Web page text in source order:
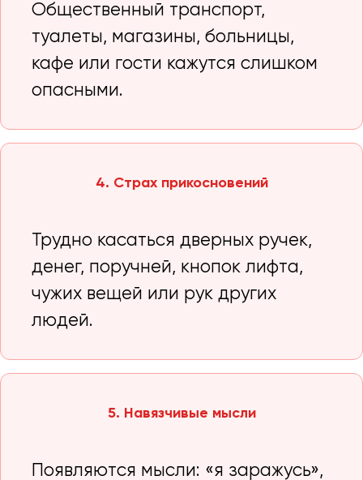
Общественный транспорт,
туалеты, магазины, больницы,
кафе или гости кажутся слишком
опасными.
4. Страх прикосновений
Трудно касаться дверных ручек,
денег, поручней, кнопок лифта,
чужих вещей или рук других
людей.
5. Навязчивые мысли
Появляются мысли: «я заражусь»,